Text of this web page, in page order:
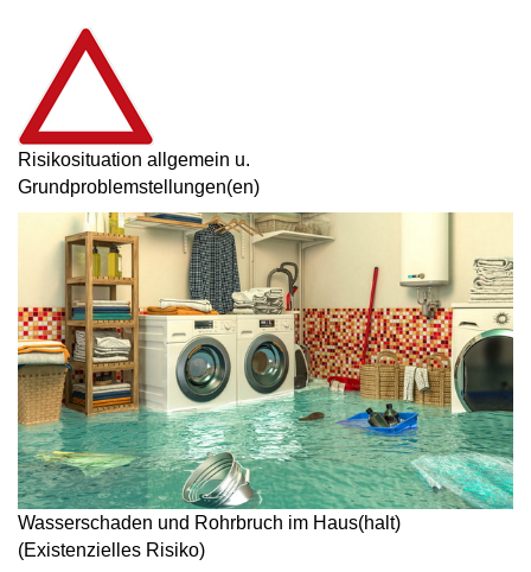
Risikosituation allgemein u.
Grundproblemstellungen(en)
Wasserschaden und Rohrbruch im Haus(halt)
(Existenzielles Risiko)